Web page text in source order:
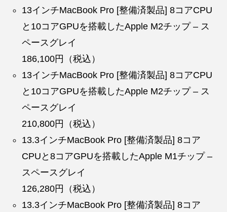
13インチMacBook Pro [整備済製品] 8コアCPU
と10コアGPUを搭載したApple M2チップ – ス
ペースグレイ
186,100円（税込）
13インチMacBook Pro [整備済製品] 8コアCPU
と10コアGPUを搭載したApple M2チップ – ス
ペースグレイ
210,800円（税込）
13.3インチMacBook Pro [整備済製品] 8コア
CPUと8コアGPUを搭載したApple M1チップ –
スペースグレイ
126,280円（税込）
13.3インチMacBook Pro [整備済製品] 8コア